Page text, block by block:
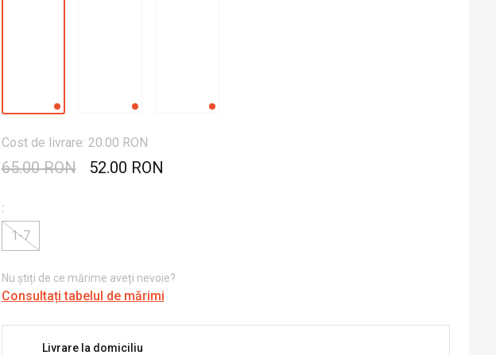
Cost de livrare: 20.00 RON
65.00 RON 52.00 RON
:
1-7
Nu știți de ce mărime aveți nevoie?
Consultați tabelul de mărimi
Livrare la domiciliu